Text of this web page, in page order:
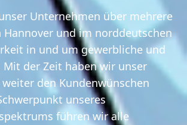
Unternehmen über mehrere
Hannover und im norddeutschen
in und um gewerbliche und
der Zeit haben wir unser
den Kundenwünschen
unseres
führen wir alle